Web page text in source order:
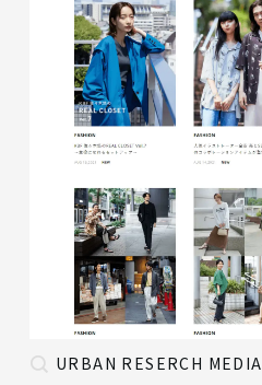
URBAN RESERCH MEDIA